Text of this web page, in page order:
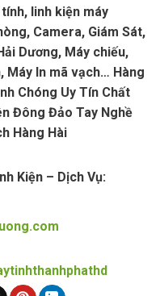
linh kiện máy
Camera, Giám Sát,
Dương, Máy chiếu,
Máy In mã vạch… Hàng
Chóng Uy Tín Chất
Đông Đảo Tay Nghề
Hàng Hài
Kiện – Dịch Vụ: